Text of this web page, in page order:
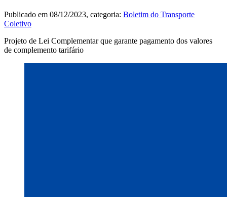
Publicado em 08/12/2023, categoria: Boletim do Transporte
Coletivo
Projeto de Lei Complementar que garante pagamento dos valores
de complemento tarifário